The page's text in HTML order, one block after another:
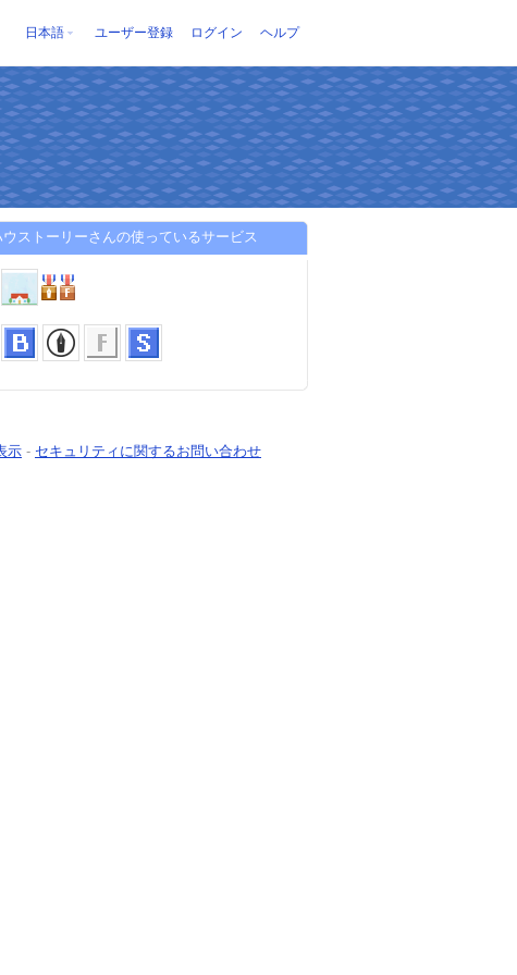
日本語 ユーザー登録 ログイン ヘルプ
ウストーリーさんの使っているサービス
示 - セキュリティに関するお問い合わせ